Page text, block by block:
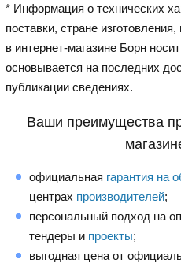
* Информация о технических
поставки, стране
в интернет-магазине Борн
основывается на последних
публикации сведениях.
Ваши преимущества
официальная гарантия на
центрах производителей;
персональный подход на
тендеры и проекты;
выгодная цена от